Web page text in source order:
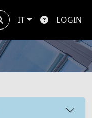
IT LOGIN